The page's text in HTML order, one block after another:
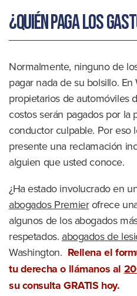
¿Quién paga los
Normalmente, ninguno de
pagar nada de su bolsillo.
propietarios de automóviles
costos serán pagados por la
conductor culpable. Por eso
presente una reclamación
alguien que usted conoce.
¿Ha estado involucrado en
abogados Premierofrece
algunos de los abogados
respetados. abogados de
Washington. Rellena el
tu derecha o llámanos al
su consulta GRATIS hoy.